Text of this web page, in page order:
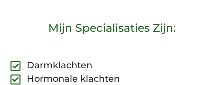
Mijn Specialisaties Zijn:
Darmklachten
Hormonale klachten